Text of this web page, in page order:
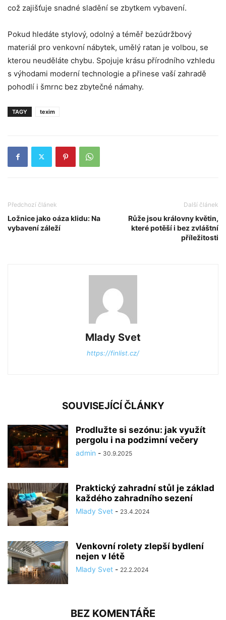
což zajišťuje snadné sladění se zbytkem vybavení.
Pokud hledáte stylový, odolný a téměř bezúdržbový
materiál pro venkovní nábytek, umělý ratan je volbou, se
kterou neuděláte chybu. Spojuje krásu přírodního vzhledu
s výhodami moderní technologie a přinese vaší zahradě
pohodlí i šmrnc bez zbytečné námahy.
TAGY texim
Předchozí článek
Ložnice jako oáza klidu: Na
vybavení záleží
Další článek
Růže jsou královny květin,
které potěší i bez zvláštní
příležitosti
Mlady Svet
https://finlist.cz/
SOUVISEJÍCÍ ČLÁNKY
Prodlužte si sezónu: jak využít
pergolu i na podzimní večery
admin - 30.9.2025
Praktický zahradní stůl je základ
každého zahradního sezení
Mlady Svet - 23.4.2024
Venkovní rolety zlepší bydlení
nejen v létě
Mlady Svet - 22.2.2024
BEZ KOMENTÁŘE